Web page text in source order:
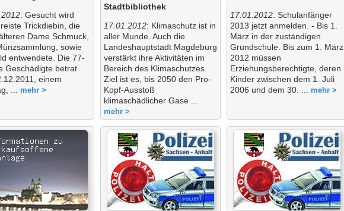
: Gesucht wird
Trickdiebin, die
Dame Schmuck,
sowie
entwendete. Die 77-
Geschädigte betrat
einem
... mehr >
Stadtbibliothek
17.01.2012: Klimaschutz ist in
aller Munde. Auch die
Landeshauptstadt Magdeburg
verstärkt ihre Aktivitäten im
Bereich des Klimaschutzes.
Ziel ist es, bis 2050 den Pro-
Kopf-Ausstoß
klimaschädlicher Gase ...
mehr >
17.01.2012: Schulanfänger
2013 jetzt anmelden. - Bis 1.
März in der zuständigen
Grundschule. Bis zum 1. März
2012 müssen
Erziehungsberechtigte, deren
Kinder zwischen dem 1. Juli
2006 und dem 30. ... mehr >